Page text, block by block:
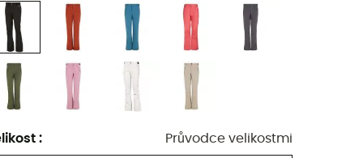
: Průvodce velikostmi